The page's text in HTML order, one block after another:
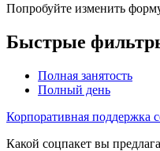
Попробуйте изменить
Быстрые
Полная занятость
Полный день
Корпоративная поддержка
Какой соцпакет вы